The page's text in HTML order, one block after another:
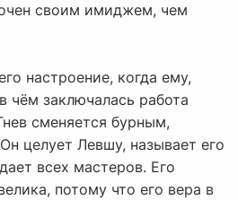
своим имиджем, чем
настроение, когда ему,
чём заключалась работа
сменяется бурным,
целует Левшу, называет его
всех мастеров. Его
потому что его вера в